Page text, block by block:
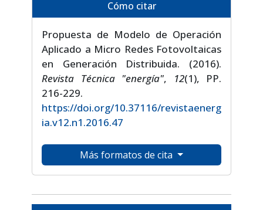
Cómo citar
Propuesta de Modelo de Operación
Aplicado a Micro Redes Fotovoltaicas
en Generación Distribuida. (2016).
Revista Técnica "energía", 12(1), PP.
216-229.
https://doi.org/10.37116/revistaenerg
ia.v12.n1.2016.47
Más formatos de cita